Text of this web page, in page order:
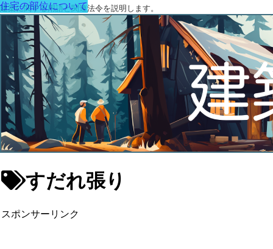
建築に関する用語と関連法令を説明します。
すだれ張り
スポンサーリンク
住宅の部位について